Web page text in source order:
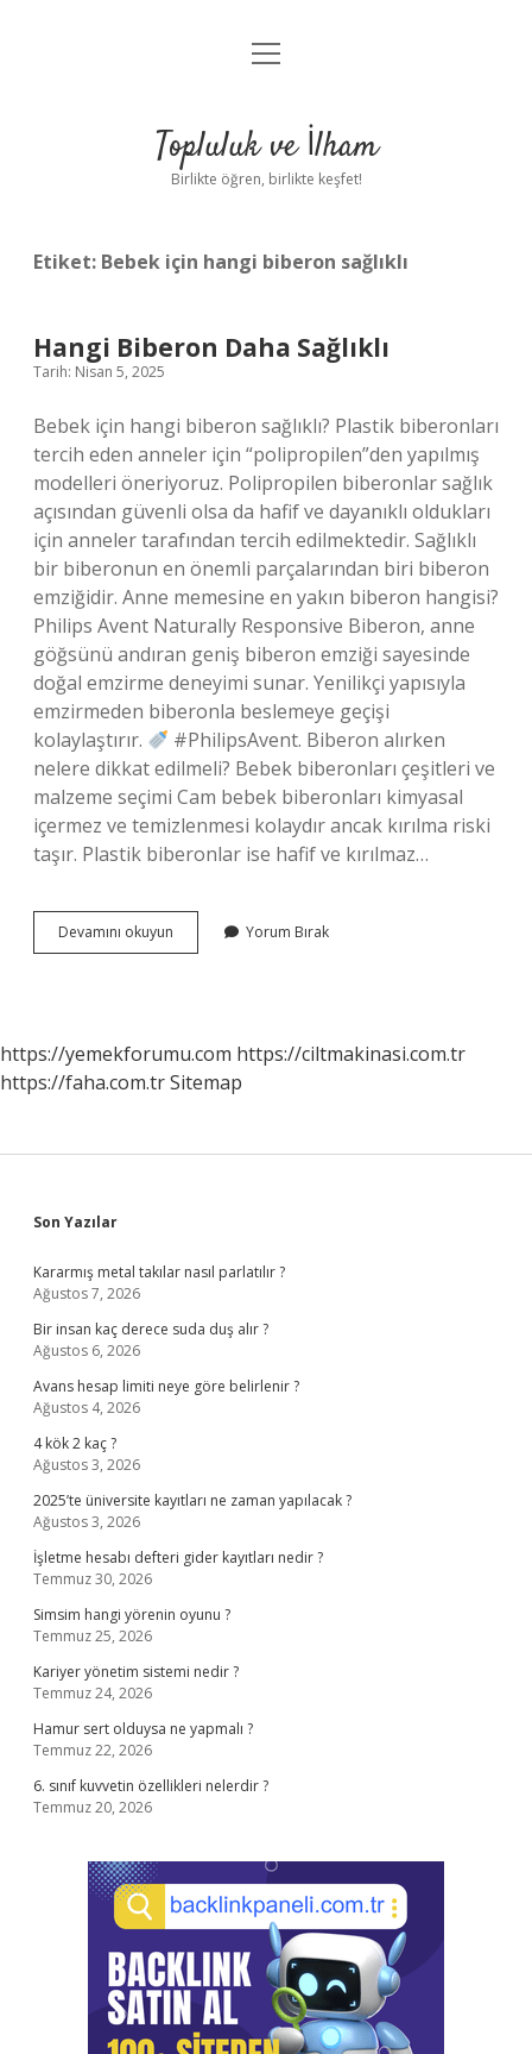
Anasayfa
Yasal Uyarı
menüyü
Topluluk ve İlham
Birlikte öğren, birlikte keşfet!
Etiket: Bebek için hangi biberon sağlıklı
Hangi Biberon Daha Sağlıklı
Tarih: Nisan 5, 2025
Bebek için hangi biberon sağlıklı? Plastik biberonları
tercih eden anneler için “polipropilen”den yapılmış
modelleri öneriyoruz. Polipropilen biberonlar sağlık
açısından güvenli olsa da hafif ve dayanıklı oldukları
için anneler tarafından tercih edilmektedir. Sağlıklı
bir biberonun en önemli parçalarından biri biberon
emziğidir. Anne memesine en yakın biberon hangisi?
Philips Avent Naturally Responsive Biberon, anne
göğsünü andıran geniş biberon emziği sayesinde
doğal emzirme deneyimi sunar. Yenilikçi yapısıyla
emzirmeden biberonla beslemeye geçişi
kolaylaştırır.
#PhilipsAvent. Biberon alırken
nelere dikkat edilmeli? Bebek biberonları çeşitleri ve
malzeme seçimi Cam bebek biberonları kimyasal
içermez ve temizlenmesi kolaydır ancak kırılma riski
taşır. Plastik biberonlar ise hafif ve kırılmaz…
Devamını okuyun
Biberon
Yorum Bırak
https://yemekforumu.com https://ciltmakinasi.com.tr
https://faha.com.trSitemap
Sidebar
Son Yazılar
Kararmış metal takılar nasıl parlatılır ?
Ağustos 7, 2026
Bir insan kaç derece suda duş alır ?
Ağustos 6, 2026
Avans hesap limiti neye göre belirlenir ?
Ağustos 4, 2026
4 kök 2 kaç ?
Ağustos 3, 2026
2025’te üniversite kayıtları ne zaman yapılacak ?
Ağustos 3, 2026
İşletme hesabı defteri gider kayıtları nedir ?
Temmuz 30, 2026
Simsim hangi yörenin oyunu ?
Temmuz 25, 2026
Kariyer yönetim sistemi nedir ?
Temmuz 24, 2026
Hamur sert olduysa ne yapmalı ?
Temmuz 22, 2026
6. sınıf kuvvetin özellikleri nelerdir ?
Temmuz 20, 2026